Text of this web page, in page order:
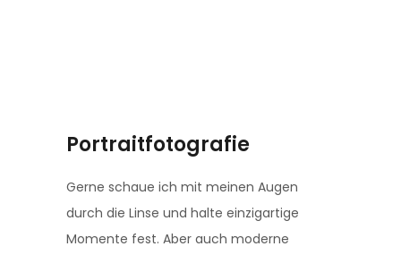
Portraitfotografie
Gerne schaue ich mit meinen Augen
durch die Linse und halte einzigartige
Momente fest. Aber auch moderne